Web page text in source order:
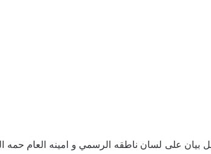
بيان على لسان ناطقه الرسمي و امينه العام حمه